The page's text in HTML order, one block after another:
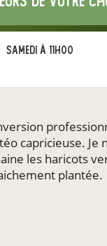
samedi à 11h00
capricieuse. Je
les haricots
plantée.